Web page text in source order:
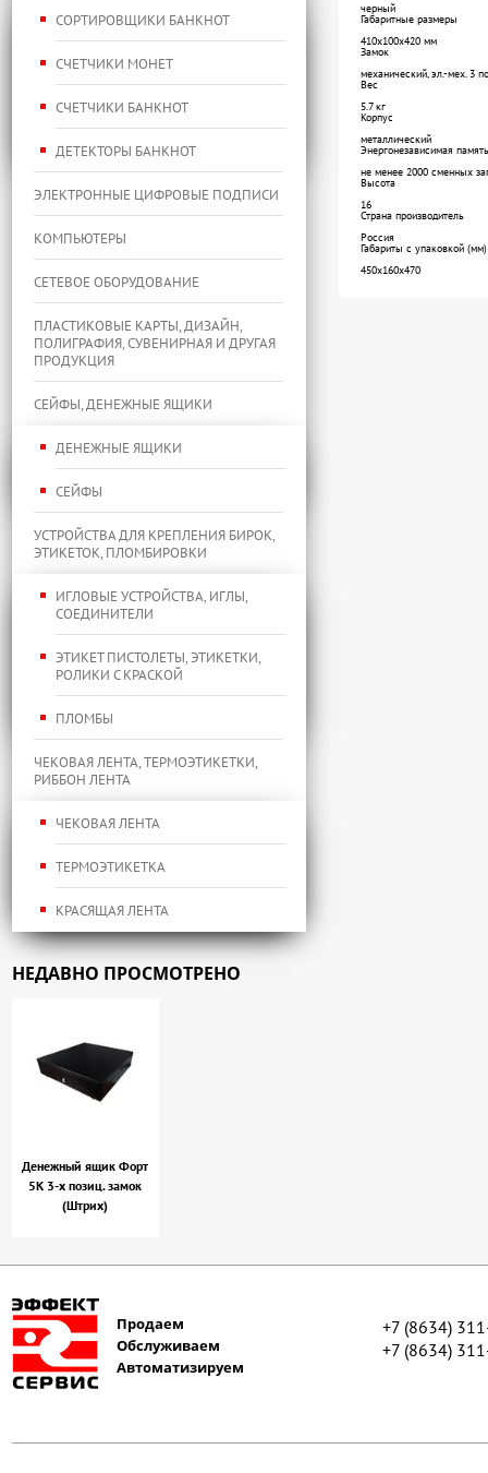
СОРТИРОВЩИКИ БАНКНОТ
СЧЕТЧИКИ МОНЕТ
СЧЕТЧИКИ БАНКНОТ
ДЕТЕКТОРЫ БАНКНОТ
ЭЛЕКТРОННЫЕ ЦИФРОВЫЕ ПОДПИСИ
КОМПЬЮТЕРЫ
СЕТЕВОЕ ОБОРУДОВАНИЕ
ПЛАСТИКОВЫЕ КАРТЫ, ДИЗАЙН,
ПОЛИГРАФИЯ, СУВЕНИРНАЯ И ДРУГАЯ
ПРОДУКЦИЯ
СЕЙФЫ, ДЕНЕЖНЫЕ ЯЩИКИ
ДЕНЕЖНЫЕ ЯЩИКИ
СЕЙФЫ
УСТРОЙСТВА ДЛЯ КРЕПЛЕНИЯ БИРОК,
ЭТИКЕТОК, ПЛОМБИРОВКИ
ИГЛОВЫЕ УСТРОЙСТВА, ИГЛЫ,
СОЕДИНИТЕЛИ
ЭТИКЕТ ПИСТОЛЕТЫ, ЭТИКЕТКИ,
РОЛИКИ С КРАСКОЙ
ПЛОМБЫ
ЧЕКОВАЯ ЛЕНТА, ТЕРМОЭТИКЕТКИ,
РИББОН ЛЕНТА
ЧЕКОВАЯ ЛЕНТА
ТЕРМОЭТИКЕТКА
КРАСЯЩАЯ ЛЕНТА
НЕДАВНО ПРОСМОТРЕНО
Денежный ящик Форт
5К 3-х позиц. замок
(Штрих)
черный
Габаритные размеры
410х100х420 мм
Замок
механический, эл.-мех. 3
Вес
5.7 кг
Корпус
металлический
Энергонезависимая память
не менее 2000 сменных
Высота
16
Страна производитель
Россия
Габариты с упаковкой (мм)
450x160x470
Продаем
Обслуживаем
Автоматизируем
+7 (8634)
+7 (8634)